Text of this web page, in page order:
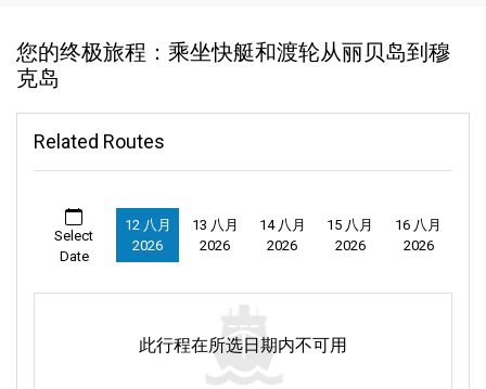
您的终极旅程：乘坐快艇和渡轮从丽贝岛到穆
克岛
Related Routes
Select
Date
12 八月
2026
13 八月
2026
14 八月
2026
15 八月
2026
16 八月
2026
此行程在所选日期内不可用